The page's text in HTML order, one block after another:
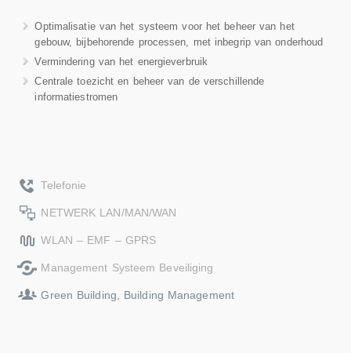
Optimalisatie van het systeem voor het beheer van het
gebouw, bijbehorende processen, met inbegrip van onderhoud
Vermindering van het energieverbruik
Centrale toezicht en beheer van de verschillende
informatiestromen
Telefonie
NETWERK LAN/MAN/WAN
WLAN – EMF – GPRS
Management Systeem Beveiliging
Green Building, Building Management